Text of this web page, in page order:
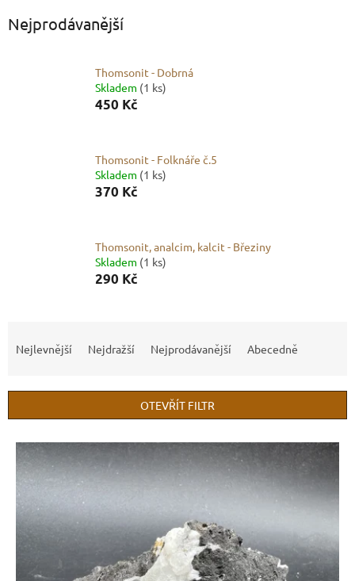
Nejprodávanější
Thomsonit - Dobrná
Skladem (1 ks)
450 Kč
Thomsonit - Folknáře č.5
Skladem (1 ks)
370 Kč
Thomsonit, analcim, kalcit - Březiny
Skladem (1 ks)
290 Kč
í
Nejlevnější Nejdražší Nejprodávanější Abecedně
OTEVŘÍT FILTR
V
p
p